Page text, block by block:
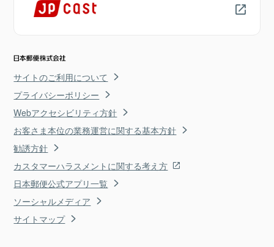
サイトのご利用について
プライバシーポリシー
Webアクセシビリティ方針
お客さま本位の業務運営に関する基本方針
勧誘方針
カスタマーハラスメントに関する考え方
日本郵便公式アプリ一覧
ソーシャルメディア
サイトマップ